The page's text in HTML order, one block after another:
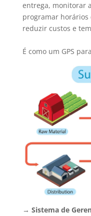
entrega, monitorar
programar horários
reduzir custos e
É como um GPS
→ Sistema de